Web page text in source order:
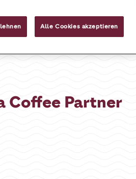
Coffee Partner
Alle Cookies akzeptieren